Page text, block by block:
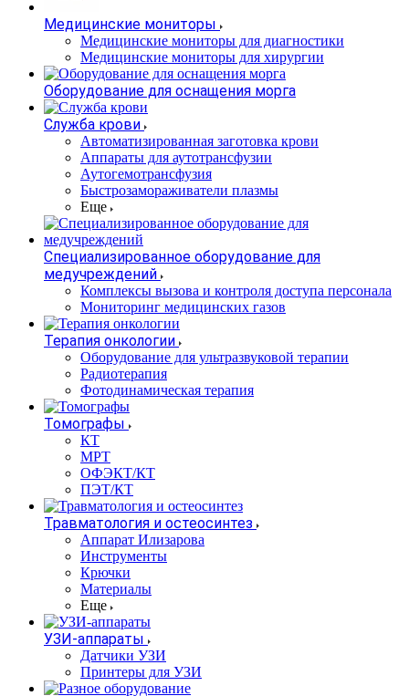
Медицинские мониторы
Медицинские мониторы для диагностики
Медицинские мониторы для хирургии
Оборудование для оснащения морга
Служба крови
Автоматизированная заготовка крови
Аппараты для аутотрансфузии
Аутогемотрансфузия
Быстрозамораживатели плазмы
Еще
Специализированное оборудование для
медучреждений
Комплексы вызова и контроля доступа персонала
Мониторинг медицинских газов
Терапия онкологии
Оборудование для ультразвуковой терапии
Радиотерапия
Фотодинамическая терапия
Томографы
КТ
МРТ
ОФЭКТ/КТ
ПЭТ/КТ
Травматология и остеосинтез
Аппарат Илизарова
Инструменты
Крючки
Материалы
Еще
УЗИ-аппараты
Датчики УЗИ
Принтеры для УЗИ